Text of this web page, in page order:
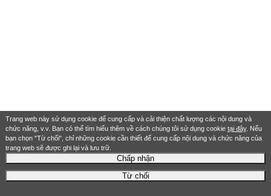
Trang web này sử dụng cookie để cung cấp và cải thiện chất lượng các nội dung và
chức năng, v.v. Bạn có thể tìm hiểu thêm về cách chúng tôi sử dụng cookie tại đây. Nếu
bạn chọn "Từ chối", chỉ những cookie cần thiết để cung cấp nội dung và chức năng của
trang web sẽ được ghi lại và lưu trữ.
Chấp nhận
Từ chối